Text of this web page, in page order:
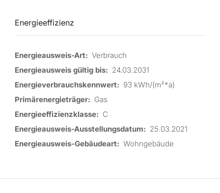
Energieeffizienz
Energieausweis-Art: Verbrauch
Energieausweis gültig bis: 24.03.2031
Energieverbrauchskennwert: 93 kWh/(m²*a)
Primärenergieträger: Gas
Energieeffizienzklasse: C
Energieausweis-Ausstellungsdatum: 25.03.2021
Energieausweis-Gebäudeart: Wohngebäude